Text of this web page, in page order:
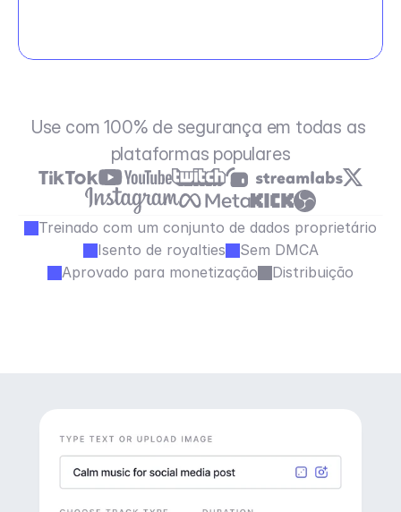
Use com 100% de segurança em todas as
plataformas populares
Treinado com um conjunto de dados proprietário
Isento de royalties
Sem DMCA
Aprovado para monetização
Distribuição